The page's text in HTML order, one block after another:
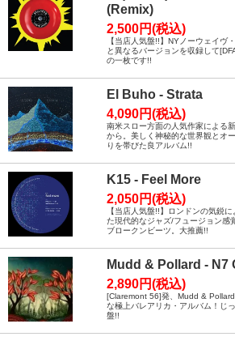
(Remix)
2,500円(税込)
【当店人気盤!!】NYノーウェイヴ
と異なるバージョンを収録して
の一枚です!!
El Buho - Strata
4,090円(税込)
南米スロー方面の人気作家による
から。美しく神秘的な世界観とオ
りを帯びた良アルバム!!
K15 - Feel More
2,050円(税込)
【当店人気盤!!】ロンドンの気鋭
た現代的なジャズ/フュージョン感
ブロークンビーツ。大推薦!!
Mudd & Pollard - N7
2,890円(税込)
[Claremont 56]発、Mudd &
な極上バレアリカ・アルバム！じ
盤!!